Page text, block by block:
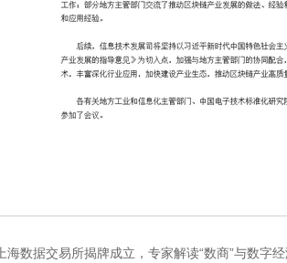
上海数据交易所揭牌成立，专家解读“数商”与数字